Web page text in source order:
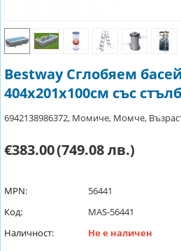
Bestway Сглобяем
404x201x100см със
6942138986372, Момиче, Момче,
€383.00(749.08 лв.)
MPN:
56441
Код:
MAS-56441
Наличност:
Не е наличен